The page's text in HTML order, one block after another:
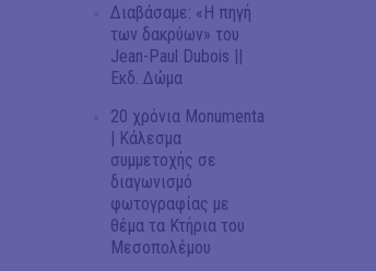
Διαβάσαμε: «Η πηγή
των δακρύων» του
Jean-Paul Dubois ||
Εκδ. Δώμα
20 χρόνια Monumenta
| Κάλεσμα
συμμετοχής σε
διαγωνισμό
φωτογραφίας με
θέμα τα Κτήρια του
Μεσοπολέμου